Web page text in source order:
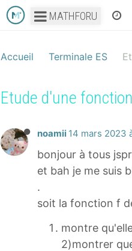
MATHFORU
Accueil Terminale ES
Etude d'une
noamii 14 mars 2023
bonjour à tous
et bah je me suis
.
soit la fonction f
montre
2)montrer